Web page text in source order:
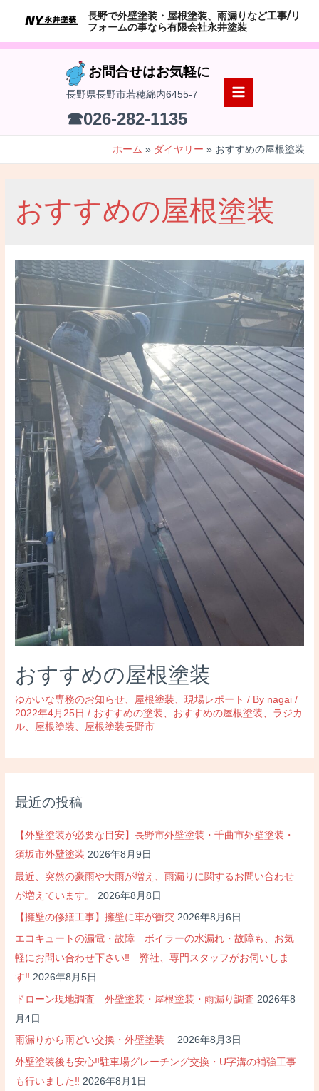
テ
長野で外壁塗装・屋根塗装、雨漏りなど工事/リ
フォームの事なら有限会社永井塗装
お問合せはお気軽に
長野県長野市若穂綿内6455-7
☎026-282-1135
MAIN
ホーム ダイヤリー おすすめの屋根塗装
最近の投稿
【外壁塗装が必要な目安】長野市外壁塗装・千曲市外壁塗装・
須坂市外壁塗装 2026年8月9日
最近、突然の豪雨や大雨が増え、雨漏りに関するお問い合わせ
が増えています。
2026年8月8日
【擁壁の修繕工事】擁壁に車が衝突 2026年8月6日
エコキュートの漏電・故障 ボイラーの水漏れ・故障も、お気
軽にお問い合わせ下さい‼ 弊社、専門スタッフがお伺いしま
す‼ 2026年8月5日
ドローン現地調査 外壁塗装・屋根塗装・雨漏り調査 2026年8
月4日
雨漏りから雨どい交換・外壁塗装 2026年8月3日
外壁塗装後も安心‼駐車場グレーチング交換・U字溝の補強工事
も行いました‼ 2026年8月1日
おすすめの屋根塗装
おすすめの屋根塗装
ゆかいな専務のお知らせ 屋根塗装 、現場レポート / By nagai /
2022年4月25日 / おすすめの塗装 おすすめの屋根塗装
ラジカ
ル
屋根塗装 屋根塗装長野市